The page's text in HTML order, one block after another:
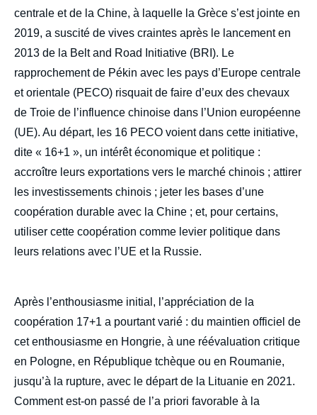
centrale et de la Chine, à laquelle la Grèce s’est jointe en
2019, a suscité de vives craintes après le lancement en
2013 de la Belt and Road Initiative (BRI). Le
rapprochement de Pékin avec les pays d’Europe centrale
et orientale (PECO) risquait de faire d’eux des chevaux
de Troie de l’influence chinoise dans l’Union européenne
(UE). Au départ, les 16 PECO voient dans cette initiative,
dite « 16+1 », un intérêt économique et politique :
accroître leurs exportations vers le marché chinois ; attirer
les investissements chinois ; jeter les bases d’une
coopération durable avec la Chine ; et, pour certains,
utiliser cette coopération comme levier politique dans
leurs relations avec l’UE et la Russie.
Après l’enthousiasme initial, l’appréciation de la
coopération 17+1 a pourtant varié : du maintien officiel de
cet enthousiasme en Hongrie, à une réévaluation critique
en Pologne, en République tchèque ou en Roumanie,
jusqu’à la rupture, avec le départ de la Lituanie en 2021.
Comment est-on passé de l’a priori favorable à la